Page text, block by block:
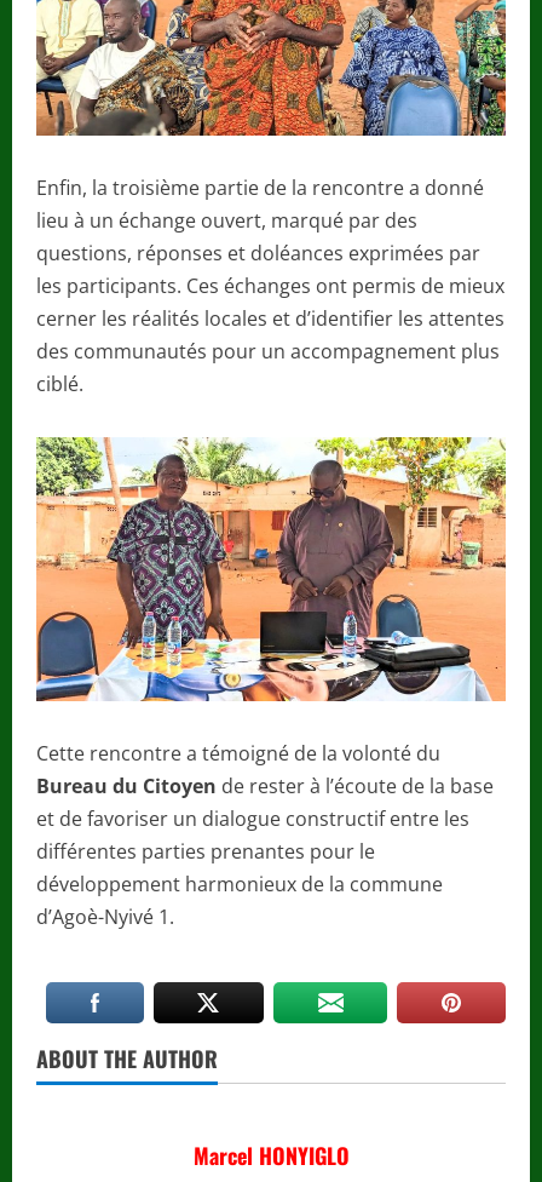
Enfin, la troisième partie de la rencontre a donné
lieu à un échange ouvert, marqué par des
questions, réponses et doléances exprimées par
les participants. Ces échanges ont permis de mieux
cerner les réalités locales et d’identifier les attentes
des communautés pour un accompagnement plus
ciblé.
Cette rencontre a témoigné de la volonté du
Bureau du Citoyen de rester à l’écoute de la base
et de favoriser un dialogue constructif entre les
différentes parties prenantes pour le
développement harmonieux de la commune
d’Agoè-Nyivé 1.
ABOUT THE AUTHOR
Marcel HONYIGLO